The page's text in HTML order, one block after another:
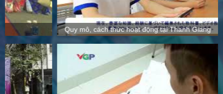
Quy mô, cách thức hoạt động tại Thanh Giang